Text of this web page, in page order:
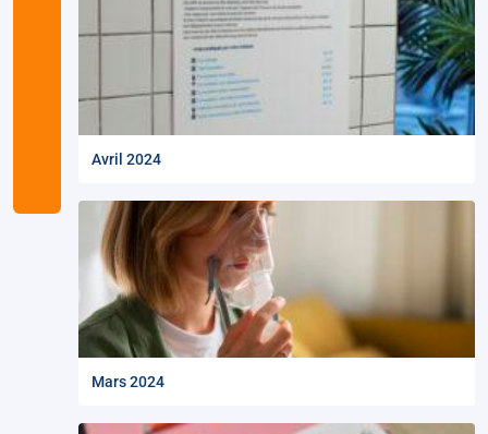
Avril 2024
Mars 2024